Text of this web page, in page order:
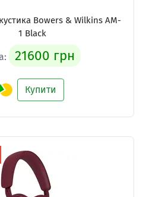
Bowers & Wilkins AM-
1 Black
21600 грн
Купити